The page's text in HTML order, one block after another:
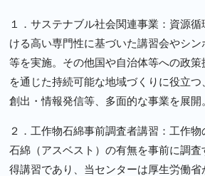
１．サステナブル社会関連事業：資源
ける高い専門性に基づいた講習会やシ
等を実施。その他国や自治体等への政
を通じた持続可能な地域づくりに役立
創出・情報発信等、多面的な事業を展開
２．工作物石綿事前調査者講習：工作
石綿（アスベスト）の有無を事前に調査
得講習であり、当センターは厚生労働